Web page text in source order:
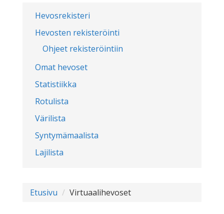
Hevosrekisteri
Hevosten rekisteröinti
Ohjeet rekisteröintiin
Omat hevoset
Statistiikka
Rotulista
Värilista
Syntymämaalista
Lajilista
Etusivu Virtuaalihevoset